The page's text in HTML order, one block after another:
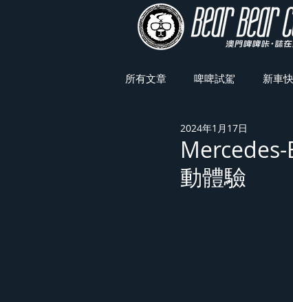
所有文章 啤啤試駕 新車
車展焦點
Mercedes-
動體驗
2024年1月17日